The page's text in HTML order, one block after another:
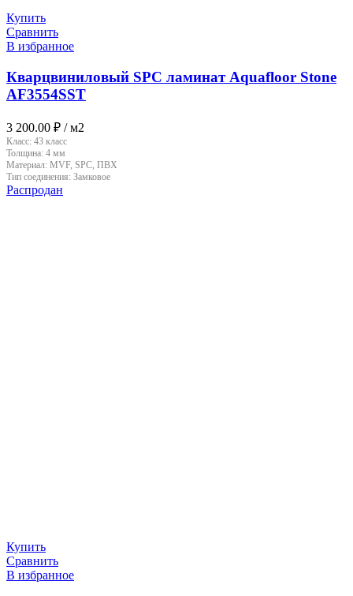
Купить
Сравнить
В избранное
Кварцвиниловый SPC ламинат Aquafloor Stone
AF3554SST
3 200.00 ₽ / м2
Класс: 43 класс
Толщина: 4 мм
Материал: MVF, SPC, ПВХ
Тип соединения: Замковое
Распродан
Купить
Сравнить
В избранное